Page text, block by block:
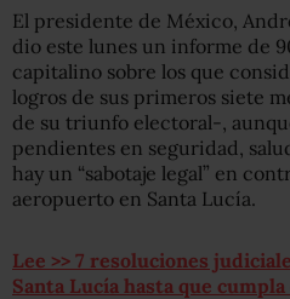
El presidente de México,
dio este lunes un informe de
capitalino sobre los que
logros de sus primeros siete
de su triunfo electoral-,
pendientes en seguridad,
hay un “sabotaje legal” en
aeropuerto en Santa Lucía.
Lee >> 7 resoluciones
Santa Lucía hasta que